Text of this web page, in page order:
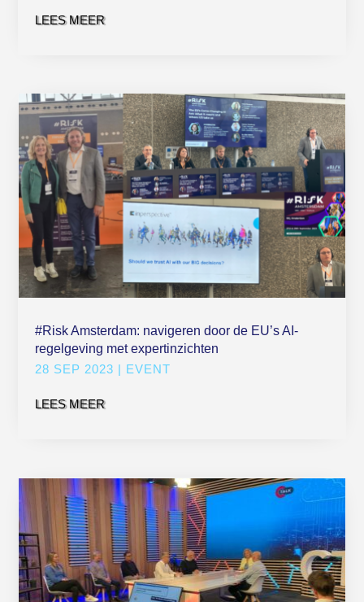
LEES MEER
#Risk Amsterdam: navigeren door de EU’s AI-
regelgeving met expertinzichten
28 SEP 2023 | EVENT
LEES MEER